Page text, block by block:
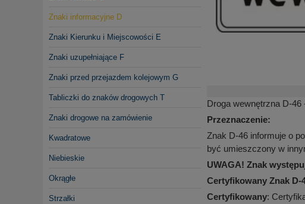
Znaki informacyjne D
Znaki Kierunku i Miejscowości E
Znaki uzupełniające F
Znaki przed przejazdem kolejowym G
Tabliczki do znaków drogowych T
Znaki drogowe na zamówienie
Kwadratowe
Niebieskie
Okrągłe
Strzałki
Droga wewnętrzna D-
Przeznaczenie:
Znak D-46 informuje o
być umieszczony w
UWAGA! Znak
Certyfikowany Znak
Certyfikowany: